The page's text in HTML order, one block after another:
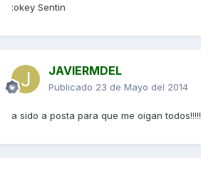
:okey Sentin
JAVIERMDEL
Publicado 23 de Mayo del 2014
a sido a posta para que me oigan todos!!!!!